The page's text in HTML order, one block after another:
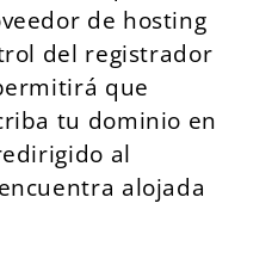
de hosting
del registrador
que
tu dominio en
al
alojada